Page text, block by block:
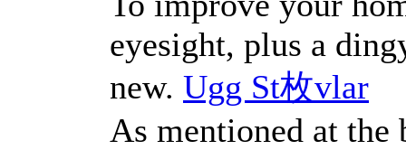
eyesight, plus a
new. Ugg St枚vlar
As mentioned at